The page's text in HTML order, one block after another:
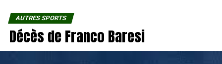
AUTRES SPORTS
Décès de Franco Baresi